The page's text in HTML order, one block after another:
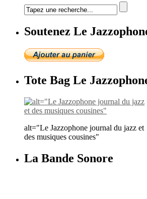
Soutenez Le
Tote Bag Le
alt="Le Jazzophone journal du jazz et
des musiques cousines"
La Bande Sonore